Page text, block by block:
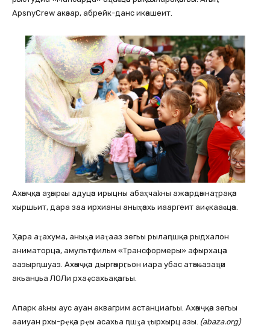
ApsnyCrew акәзар, абрейк-данс икәашеит.
Ахәыҷқәа аӡәырҩы адуцәа ирыцны абаҳчаҟны ажәардәынаҭрақәа
хыршьит, дара заа ирхианы аныҳәахь иааргеит аиҿкааҩцәа.
Ҳәара аҭахума, аныҳәа иаҭааз зегьы рылаԥшқәа рыдхалон
аниматорцәа, амультфильм «Трансформеры» афырхацәа
аазырԥшуаз. Ахәыҷқәа дыргәырӷьон иара убас атәыҩазаҵәи
акьанџьа ЛОЛи рхаҿсахьақәагьы.
Апарк аҟны аус ауан аквагрим астанциагьы. Ахәыҷқәа зегьы
ааиуан рхы-рҿқәа рҿы асахьа ԥшӡа ҭырхырц азы. (abaza.org)